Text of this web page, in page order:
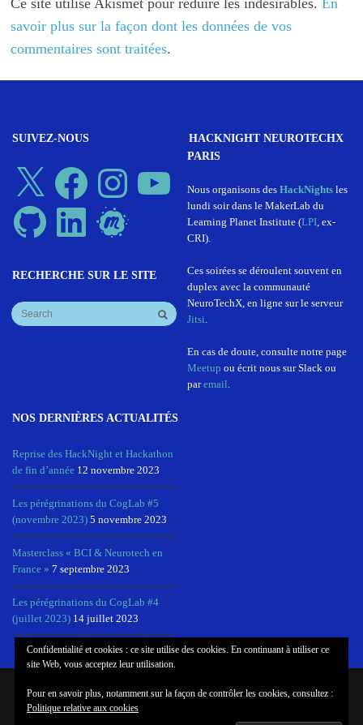
Ce site utilise Akismet pour réduire les indésirables.En
savoir plus sur la façon dont les données de vos
commentaires sont traitées.
SUIVEZ-NOUS
X Facebook Instagram
GitHub LinkedIn Meetup
RECHERCHE SUR LE SITE
HACKNIGHT NEUROTECHX
PARIS
Nous organisons des HackNightsles
lundi soir dans le MakerLab du
Learning Planet Institute (LPI, ex-
CRI).
Ces soirées se déroulent souvent en
duplex avec la communauté
NeuroTechX, en ligne sur le serveur
Jitsi.
En cas de doute, consulte notre page
Meetup ou écrit nous sur Slack ou
paremail.
NOS DERNIÈRES ACTUALITÉS
Reprise des HackNight et Hackathon
de fin d’année 12 novembre 2023
Les pérégrinations du CogLab #5
(novembre 2023) 5 novembre 2023
Masterclass « BCI & Neurotech en
France » 7 septembre 2023
Les pérégrinations du CogLab #4
(juillet 2023) 14 juillet 2023
© COPYRIGHT COGLAB, NEUROTECHX PARIS
Confidentialité et cookies : ce site utilise des cookies. En continuant à utiliser ce
site Web, vous acceptez leur utilisation.
Pour en savoir plus, notamment sur la façon de contrôler les cookies, consultez :
Politique relative aux cookies